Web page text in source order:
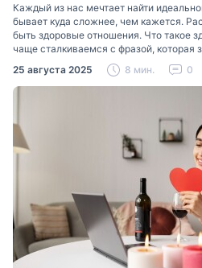
Каждый из нас мечтает найти
бывает куда сложнее, чем кажется.
быть здоровые отношения. Что такое
чаще сталкиваемся с фразой, которая
отношения». Что именно
25 августа 2025 8 мин. 0